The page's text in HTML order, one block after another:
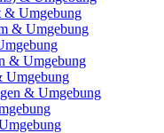
& Umgebung
& Umgebung
& Umgebung
Umgebung
& Umgebung